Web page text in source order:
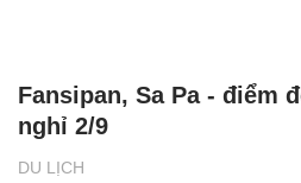
DU LỊCH
Fansipan, Sa Pa - điểm
nghỉ 2/9